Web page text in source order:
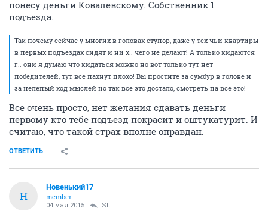
понесу деньги Ковалевскому. Собственник 1
подъезда.
Так почему сейчас у многих в головах ступор, даже у тех чьи квартиры
в первых подъездах сидят и ни х.. чего не делают! А только кидаются
г.. они я думаю что кидаться можно но вот только тут нет
победителей, тут все пахнут плохо! Вы простите за сумбур в голове и
за нелепый ход мыслей но так все это достало, смотреть на все это!
Все очень просто, нет желания сдавать деньги
первому кто тебе подъезд покрасит и оштукатурит. И
считаю, что такой страх вполне оправдан.
ОТВЕТИТЬ
Н
Новенький17
member
04 мая 2015 Stt